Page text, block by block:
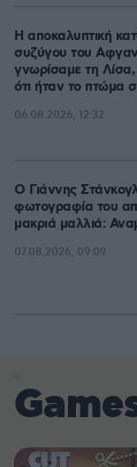
Η αποκαλυπτική
συζύγου του
γνωρίσαμε τη Λίσα,
ότι ήταν το πτώμα
06.08.2026, 12:32
Ο Γιάννης
φωτογραφία του
μακριά μαλλιά:
07.08.2026, 09:09